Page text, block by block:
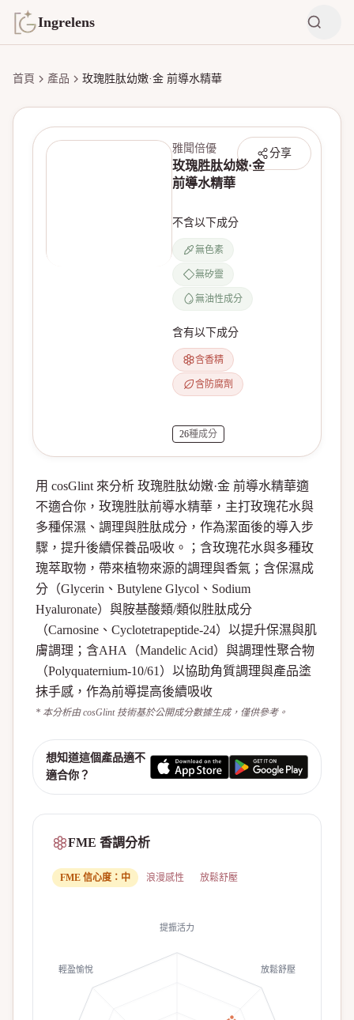
Ingrelens
首頁 產品 玫瑰胜肽幼嫩·金 前導水精華
分享
雅聞倍優
玫瑰胜肽幼嫩·金
前導水精華
不含以下成分
無色素
無矽靈
無油性成分
含有以下成分
含香精
含防腐劑
26種成分
用 cosGlint 來分析 玫瑰胜肽幼嫩·金 前導水精華適
不適合你，玫瑰胜肽前導水精華，主打玫瑰花水與
多種保濕、調理與胜肽成分，作為潔面後的導入步
驟，提升後續保養品吸收。；含玫瑰花水與多種玫
瑰萃取物，帶來植物來源的調理與香氣；含保濕成
分（Glycerin、Butylene Glycol、Sodium
Hyaluronate）與胺基酸類/類似胜肽成分
（Carnosine、Cyclotetrapeptide-24）以提升保濕與肌
膚調理；含AHA（Mandelic Acid）與調理性聚合物
（Polyquaternium-10/61）以協助角質調理與產品塗
抹手感，作為前導提高後續吸收
* 本分析由 cosGlint 技術基於公開成分數據生成，僅供參考。
想知道這個產品適不
適合你？
FME 香調分析
FME 信心度： 中 浪漫感性 放鬆舒壓
提振活力
放鬆舒壓
輕盈愉悅